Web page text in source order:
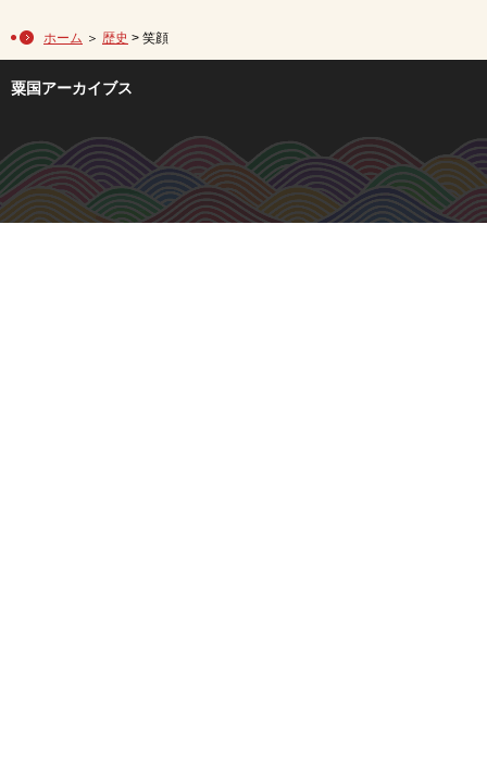
ホーム ＞ 歴史 > 笑顔
粟国アーカイブス